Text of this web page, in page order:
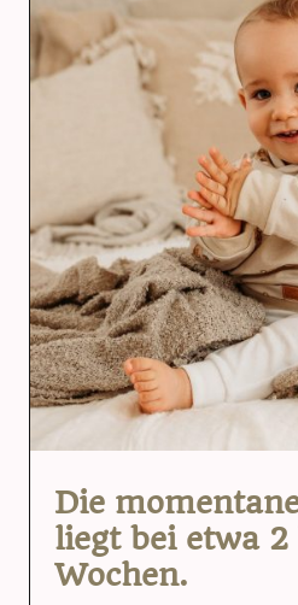
Die
liegt bei etwa 2
Wochen.